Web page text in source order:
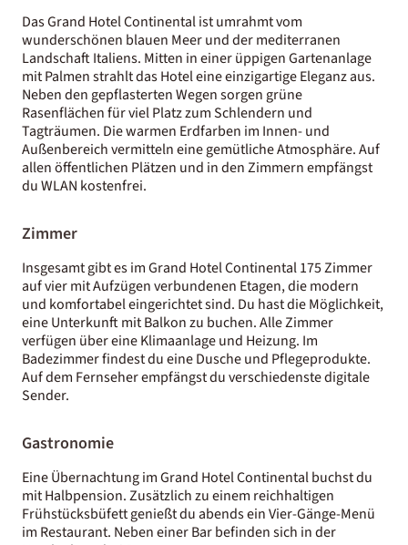
Das Grand Hotel Continental ist umrahmt vom
wunderschönen blauen Meer und der mediterranen
Landschaft Italiens. Mitten in einer üppigen Gartenanlage
mit Palmen strahlt das Hotel eine einzigartige Eleganz aus.
Neben den gepflasterten Wegen sorgen grüne
Rasenflächen für viel Platz zum Schlendern und
Tagträumen. Die warmen Erdfarben im Innen- und
Außenbereich vermitteln eine gemütliche Atmosphäre. Auf
allen öffentlichen Plätzen und in den Zimmern empfängst
du WLAN kostenfrei.
Zimmer
Insgesamt gibt es im Grand Hotel Continental 175 Zimmer
auf vier mit Aufzügen verbundenen Etagen, die modern
und komfortabel eingerichtet sind. Du hast die Möglichkeit,
eine Unterkunft mit Balkon zu buchen. Alle Zimmer
verfügen über eine Klimaanlage und Heizung. Im
Badezimmer findest du eine Dusche und Pflegeprodukte.
Auf dem Fernseher empfängst du verschiedenste digitale
Sender.
Gastronomie
Eine Übernachtung im Grand Hotel Continental buchst du
mit Halbpension. Zusätzlich zu einem reichhaltigen
Frühstücksbüfett genießt du abends ein Vier-Gänge-Menü
im Restaurant. Neben einer Bar befinden sich in der